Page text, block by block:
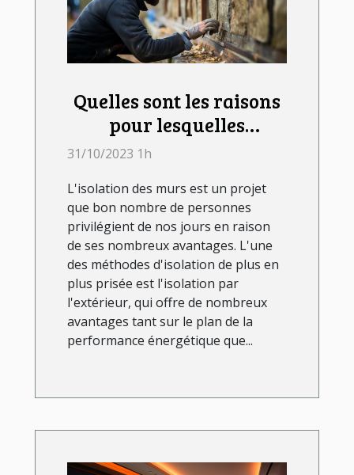
Quelles sont les raisons
pour lesquelles
l'isolation des murs par
avantageux ?
31/10/2023 1h
L'isolation des murs est un projet
que bon nombre de personnes
privilégient de nos jours en raison
de ses nombreux avantages. L'une
des méthodes d'isolation de plus en
plus prisée est l'isolation par
l'extérieur, qui offre de nombreux
avantages tant sur le plan de la
performance énergétique que...